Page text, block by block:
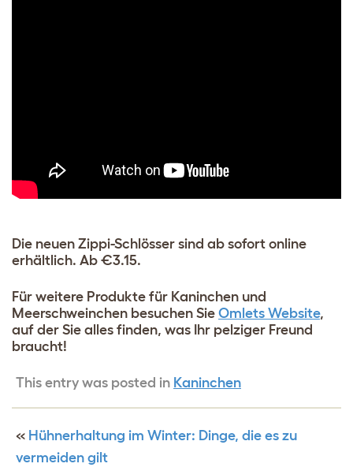
Die neuen Zippi-Schlösser sind ab sofort online
erhältlich. Ab €3.15.
Für weitere Produkte für Kaninchen und
Meerschweinchen besuchen Sie Omlets Website,
auf der Sie alles finden, was Ihr pelziger Freund
braucht!
This entry was posted in Kaninchen
« Hühnerhaltung im Winter: Dinge, die es zu
vermeiden gilt